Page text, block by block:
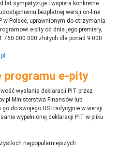
lat sympatyzuje i wspiera konkretne
bezpłatnej wersji on-line
Polsce, uprawnionym do otrzymania
e-pity od dnia jego premiery,
000 000 złotych dla ponad 9 000
programu e-pity
wysłania deklaracji PIT przez
Ministerstwa Finansów lub
do swojego US tradycyjnie w wersji
wypełnionej deklaracji PIT w pliku
najpopularniejszych